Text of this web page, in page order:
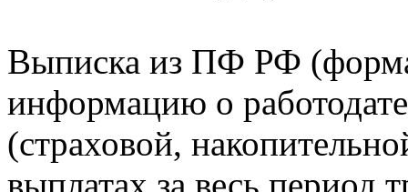
Выписка из ПФ РФ
информацию о
(страховой,
выплатах за весь период